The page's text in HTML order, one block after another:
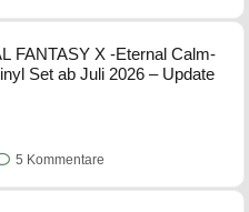
FANTASY X -Eternal Calm-
Set ab Juli 2026 – Update
5 Kommentare